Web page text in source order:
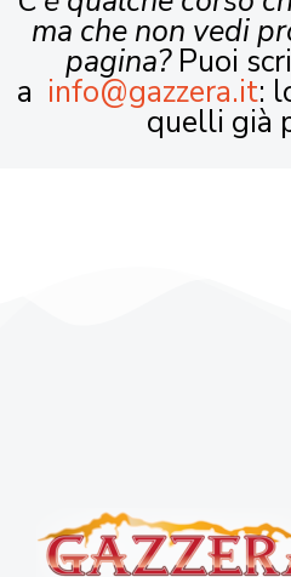
ma che non vedi
pagina?Puoi
a info@gazzera.it:
quelli già